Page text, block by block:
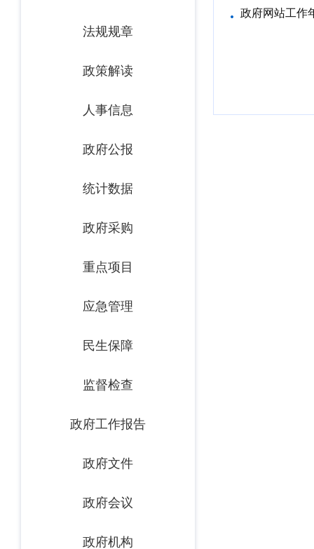
法规规章
政策解读
人事信息
政府公报
统计数据
政府采购
重点项目
应急管理
民生保障
监督检查
政府工作报告
政府文件
政府会议
政府机构
政府网站工作